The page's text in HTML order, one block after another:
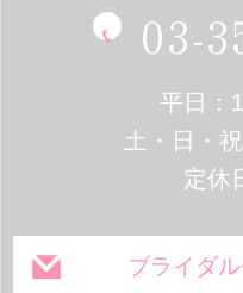
03-
平日：
土・日・
定休
ブライダ